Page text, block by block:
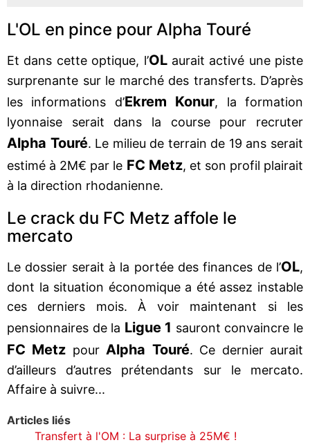
L'OL en pince pour Alpha Touré
Et dans cette optique, l’OLaurait activé une piste
surprenante sur le marché des transferts. D’après
les informations d’Ekrem Konur, la formation
lyonnaise serait dans la course pour recruter
Alpha Touré. Le milieu de terrain de 19 ans serait
estimé à 2M€ par le FC Metz, et son profil plairait
à la direction rhodanienne.
Le crack du FC Metz affole le
mercato
Le dossier serait à la portée des finances de l’OL,
dont la situation économique a été assez instable
ces derniers mois. À voir maintenant si les
pensionnaires de la Ligue 1 sauront convaincre le
FC Metz pour Alpha Touré. Ce dernier aurait
d’ailleurs d’autres prétendants sur le mercato.
Affaire à suivre...
Articles liés
Transfert à l'OM : La surprise à 25M€ !